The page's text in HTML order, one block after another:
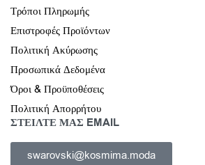
Τρόποι Πληρωμής
Επιστροφές Προϊόντων
Πολιτική Ακύρωσης
Προσωπικά Δεδομένα
Όροι & Προϋποθέσεις
Πολιτική Απορρήτου
ΣΤΕΙΛΤΕ ΜΑΣ EMAIL
swarovski@kosmima.moda